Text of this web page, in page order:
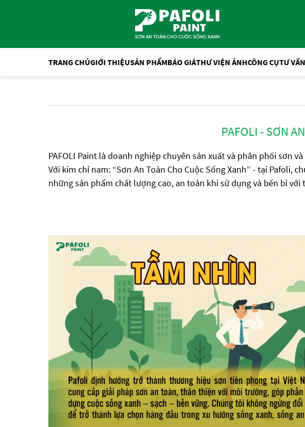
TRANG CHỦGIỚI THIỆUSẢN PHẨMBÁO GIÁTHƯ VIỆN ẢNHCÔNG CỤTƯ VẤN
PAFOLI - SƠN
PAFOLI Paint là doanh nghiệp chuyên sản xuất và phân phối sơn
Với kim chỉ nam: “Sơn An Toàn Cho Cuộc Sống Xanh” - tại
những sản phẩm chất lượng cao, an toàn khi sử dụng và bền bỉ